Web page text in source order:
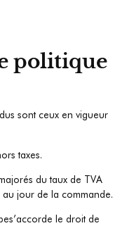
politique
sont ceux en vigueur
taxes.
du taux de TVA
au jour de la commande.
s’accorde le droit de